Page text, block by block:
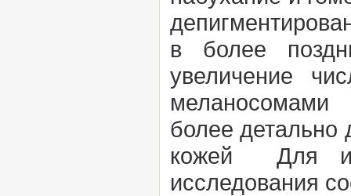
в более
увеличение
более детально
кожей Для
исследования